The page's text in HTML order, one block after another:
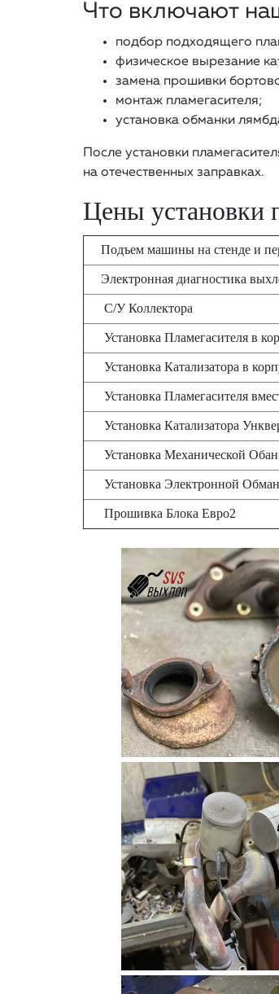
Что включают
подбор подходящего
физическое вырезание
замена прошивки
монтаж пламегасителя;
установка обманки
После установки
на отечественных заправках.
Цены установки
Подъем машины на стенде и
Электронная диагностика
С/У Коллектора
Установка Пламегасителя в
Установка Катализатора в
Установка Пламегасителя
Установка Катализатора
Установка Механической
Установка Электронной
Прошивка Блока Евро2